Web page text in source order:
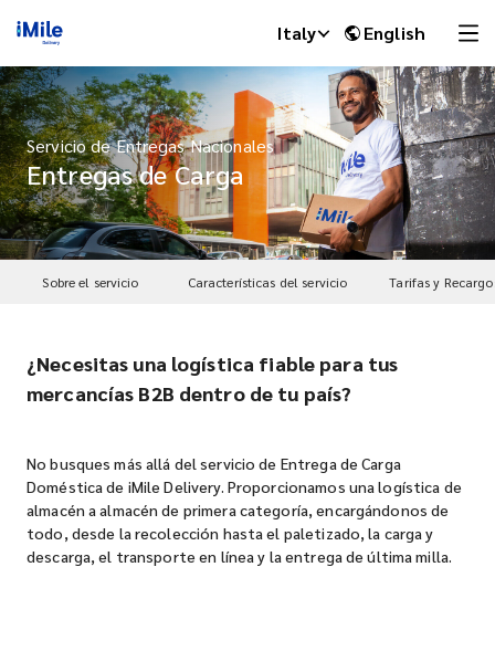
Italy English
Servicio de Entregas Nacionales
Entregas de Carga
Sobre el servicio Características del servicio Tarifas y
¿Necesitas una logística fiable para tus
mercancías B2B dentro de tu país?
No busques más allá del servicio de Entrega de Carga
Doméstica de iMile Delivery. Proporcionamos una logística de
almacén a almacén de primera categoría, encargándonos de
todo, desde la recolección hasta el paletizado, la carga y
descarga, el transporte en línea y la entrega de última milla.
iMile Chat